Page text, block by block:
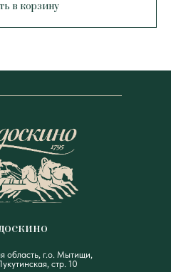
в корзину
область, г.о. Мытищи,
стр. 10